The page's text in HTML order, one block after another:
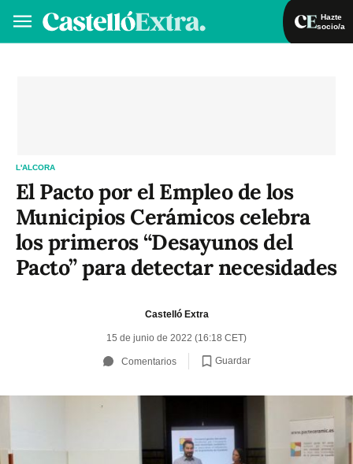
Hazte
socio/a
L'ALCORA
El Pacto por el Empleo de los
Municipios Cerámicos celebra
los primeros “Desayunos del
Pacto” para detectar necesidades
Castelló Extra
15 de junio de 2022 (16:18 CET)
Comentarios Guardar